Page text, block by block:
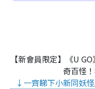
【新會員限定】《U
奇百怪
↓一齊睇下小新同妖